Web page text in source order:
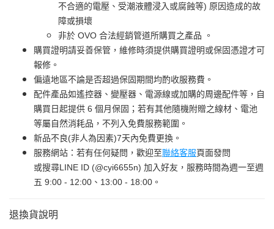
不合適的電壓、受潮液體浸入或腐蝕等) 原因造成的故
障或損壞
非於 OVO 合法經銷管道所購買之產品 。
購買證明請妥善保管，維修時須提供購買證明或保固憑證才可
報修。
偏遠地區不論是否超過保固期間均酌收服務費。
配件產品如遙控器、變壓器、電源線或加購的周邊配件等，自
購買日起提供 6 個月保固；若有其他隨機附贈之線材、電池
等屬自然消耗品，不列入免費服務範圍。
新品不良(非人為因素)7天內免費更換。
服務網站：若有任何疑問，歡迎至聯絡客服頁面發問
或搜尋LINE ID (@cyi6655n) 加入好友，服務時間為週一至週
五 9:00 - 12:00、13:00 - 18:00。
退換貨說明